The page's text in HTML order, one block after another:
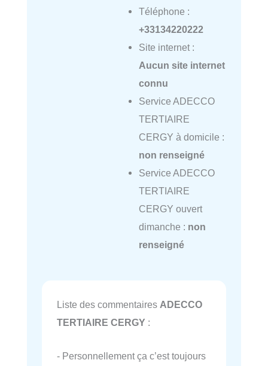
Téléphone :
+33134220222
Site internet :
Aucun site internet
connu
Service ADECCO
TERTIAIRE
CERGY à domicile :
non renseigné
Service ADECCO
TERTIAIRE
CERGY ouvert
dimanche : non
renseigné
Liste des commentaires ADECCO
TERTIAIRE CERGY :
- Personnellement ça c’est toujours